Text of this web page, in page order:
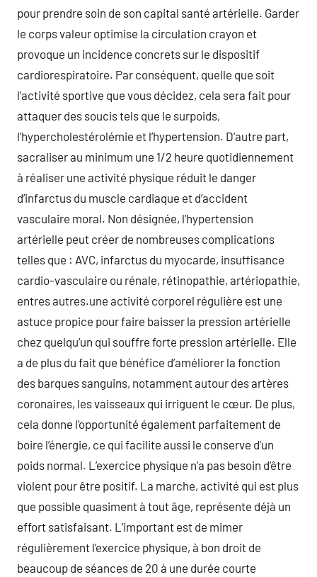
pour prendre soin de son capital santé artérielle. Garder
le corps valeur optimise la circulation crayon et
provoque un incidence concrets sur le dispositif
cardiorespiratoire. Par conséquent, quelle que soit
l’activité sportive que vous décidez, cela sera fait pour
attaquer des soucis tels que le surpoids,
l’hypercholestérolémie et l’hypertension. D’autre part,
sacraliser au minimum une 1/2 heure quotidiennement
à réaliser une activité physique réduit le danger
d’infarctus du muscle cardiaque et d’accident
vasculaire moral. Non désignée, l’hypertension
artérielle peut créer de nombreuses complications
telles que : AVC, infarctus du myocarde, insuffisance
cardio-vasculaire ou rénale, rétinopathie, artériopathie,
entres autres.une activité corporel régulière est une
astuce propice pour faire baisser la pression artérielle
chez quelqu’un qui souffre forte pression artérielle. Elle
a de plus du fait que bénéfice d’améliorer la fonction
des barques sanguins, notamment autour des artères
coronaires, les vaisseaux qui irriguent le cœur. De plus,
cela donne l’opportunité également parfaitement de
boire l’énergie, ce qui facilite aussi le conserve d’un
poids normal. L’exercice physique n’a pas besoin d’être
violent pour être positif. La marche, activité qui est plus
que possible quasiment à tout âge, représente déjà un
effort satisfaisant. L’important est de mimer
régulièrement l’exercice physique, à bon droit de
beaucoup de séances de 20 à une durée courte